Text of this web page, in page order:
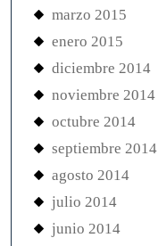
marzo 2015
enero 2015
diciembre 2014
noviembre 2014
octubre 2014
septiembre 2014
agosto 2014
julio 2014
junio 2014